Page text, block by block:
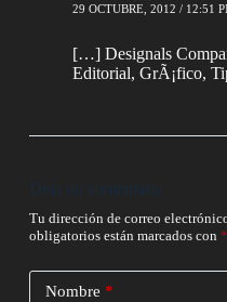
29 OCTUBRE, 2012 / 12:51
[…] Designals
Editorial, GrÃ¡fico,
Deja un comentario
Tu dirección de correo
obligatorios están marcados con *
Nombre *